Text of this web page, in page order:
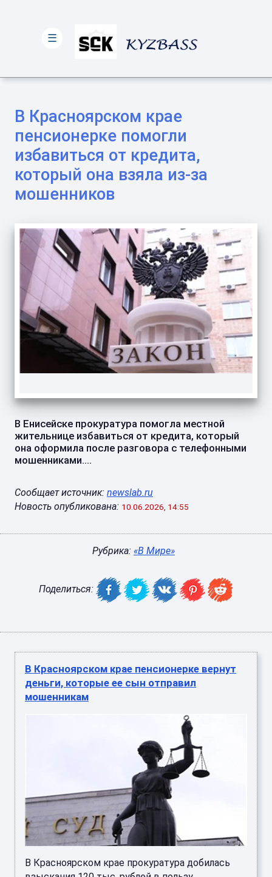
В Красноярском крае
пенсионерке помогли
избавиться от кредита,
который она взяла из-за
мошенников
В Енисейске прокуратура помогла местной
жительнице избавиться от кредита, который
она оформила после разговора с телефонными
мошенниками....
Сообщает источник: newslab.ru
Новость опубликована: 10.06.2026, 14:55
Рубрика: «В Мире»
Поделиться:
В Красноярском крае пенсионерке вернут
деньги, которые ее сын отправил
мошенникам
В Красноярском крае прокуратура добилась
☰